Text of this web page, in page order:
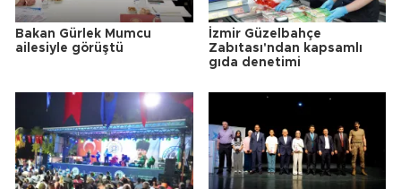
Bakan Gürlek Mumcu
ailesiyle görüştü
İzmir Güzelbahçe
Zabıtası'ndan kapsamlı
gıda denetimi